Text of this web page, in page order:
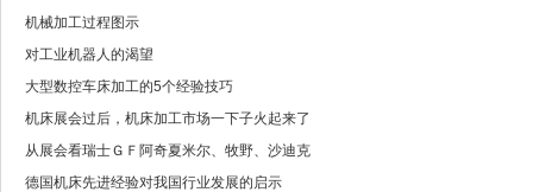
机械加工过程图示
对工业机器人的渴望
大型数控车床加工的5个经验技巧
机床展会过后，机床加工市场一下子火起来了
从展会看瑞士ＧＦ阿奇夏米尔、牧野、沙迪克
德国机床先进经验对我国行业发展的启示